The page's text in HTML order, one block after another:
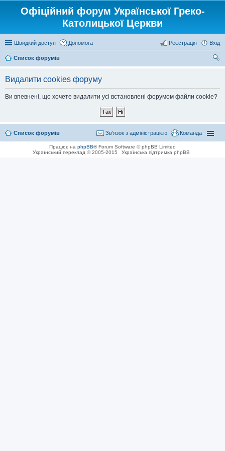
Офіційний форум Української Греко-
Католицької Церкви
Швидкий доступ Допомога Вхід
Реєстрація
Список форумів
Видалити cookies форуму
Ви впевнені, що хочете видалити усі встановлені форумом файли cookie?
Список форумів Команда
Зв'язок з адміністрацією
Працює на phpBB® Forum Software © phpBB Limited
Український переклад © 2005-2015
Українська підтримка phpBB